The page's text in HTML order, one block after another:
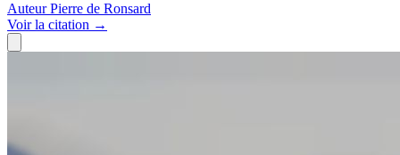
Auteur Pierre de Ronsard
Voirla citation →